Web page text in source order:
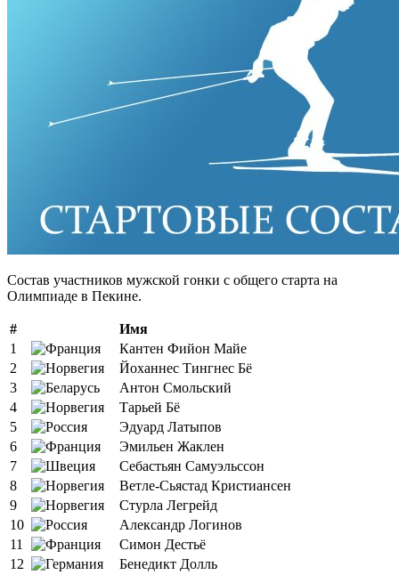
Состав участников мужской гонки с общего старта на
Олимпиаде в Пекине.
#
Имя
1
Кантен Фийон Майе
2
Йоханнес Тингнес Бё
3
Антон Смольский
4
Тарьей Бё
5
Эдуард Латыпов
6
Эмильен Жаклен
7
Себастьян Самуэльссон
8
Ветле-Сьястад Кристиансен
9
Стурла Легрейд
10
Александр Логинов
11
Симон Дестьё
12
Бенедикт Долль